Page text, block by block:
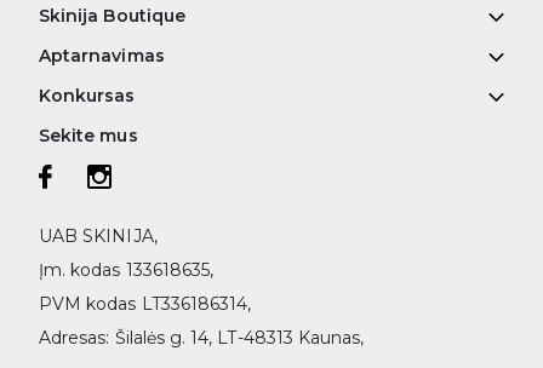
Skinija Boutique
Aptarnavimas
Konkursas
Sekite mus
UAB SKINIJA,
Įm. kodas 133618635,
PVM kodas LT336186314,
Adresas: Šilalės g. 14, LT-48313 Kaunas,